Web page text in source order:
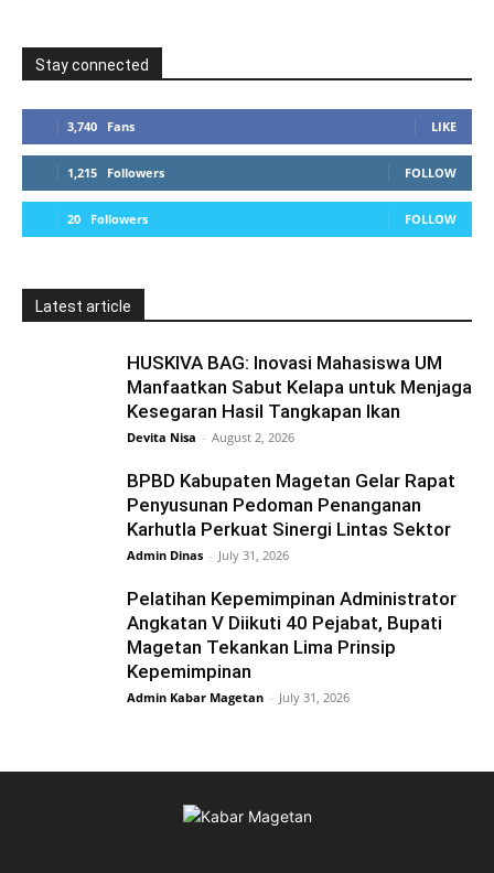
Stay connected
3,740 Fans LIKE
1,215 Followers FOLLOW
20 Followers FOLLOW
Latest article
HUSKIVA BAG: Inovasi Mahasiswa UM
Manfaatkan Sabut Kelapa untuk Menjaga
Kesegaran Hasil Tangkapan Ikan
Devita Nisa - August 2, 2026
BPBD Kabupaten Magetan Gelar Rapat
Penyusunan Pedoman Penanganan
Karhutla Perkuat Sinergi Lintas Sektor
Admin Dinas - July 31, 2026
Pelatihan Kepemimpinan Administrator
Angkatan V Diikuti 40 Pejabat, Bupati
Magetan Tekankan Lima Prinsip
Kepemimpinan
Admin Kabar Magetan - July 31, 2026